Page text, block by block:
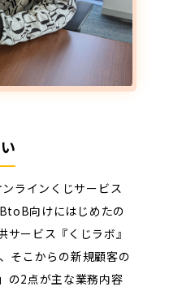
ラインくじサービス
向けにはじめたの
ービス『くじラボ』
そこからの新規顧客の
の2点が主な業務内容